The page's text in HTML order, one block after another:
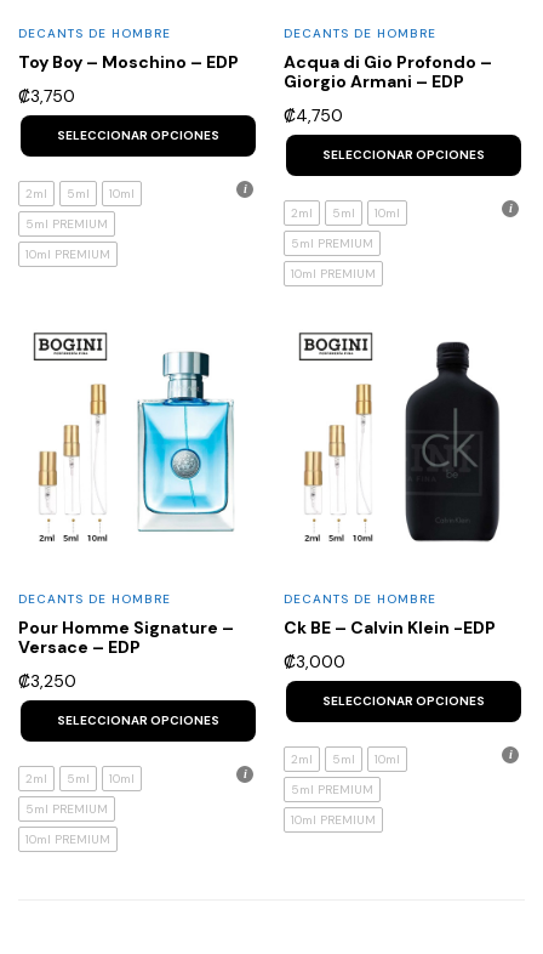
DECANTS DE HOMBRE
Toy Boy – Moschino – EDP
₡3,750
SELECCIONAR OPCIONES
This
product
multiple
variants.
options
may
chosen
product
2ml 5ml
10ml
5ml PREMIUM
10ml PREMIUM
DECANTS DE HOMBRE
Acqua di Gio Profondo –
Giorgio Armani – EDP
₡4,750
SELECCIONAR OPCIONES
2ml 5ml
10ml
5ml PREMIUM
10ml PREMIUM
DECANTS DE HOMBRE
Pour Homme Signature –
Versace – EDP
₡3,250
SELECCIONAR OPCIONES product
has
multiple
variants.
The
options
may
2ml 5ml
10ml
5ml PREMIUM
10ml PREMIUM
DECANTS DE HOMBRE
Ck BE – Calvin Klein -EDP
₡3,000
SELECCIONAR OPCIONES
2ml 5ml
10ml
5ml PREMIUM
10ml PREMIUM